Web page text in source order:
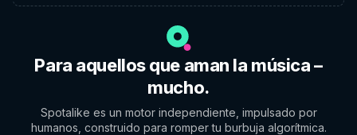
Para aquellos que aman la música –
mucho.
Spotalike es un motor independiente, impulsado por
humanos, construido para romper tu burbuja algorítmica.